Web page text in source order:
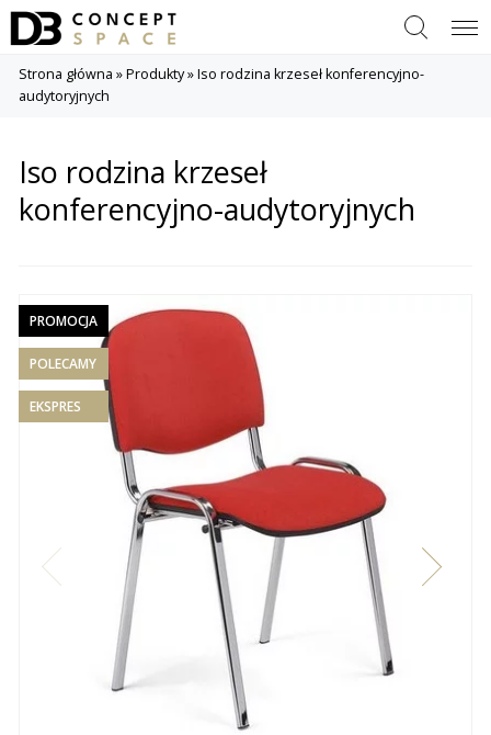
Szukaj Menu
Strona główna »Produkty»Iso rodzina krzeseł konferencyjno-
audytoryjnych
Iso rodzina krzeseł
konferencyjno-audytoryjnych
PROMOCJA
POLECAMY
EKSPRES